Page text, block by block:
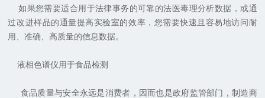
如果您需要适合用于法律事务的可靠的法医毒理分析数据，或通
过改进样品的通量提高实验室的效率，您需要快速且容易地访问耐
用、准确、高质量的信息数据。
液相色谱仪用于食品检测
食品质量与安全永远是消费者，因而也是政府监管部门，制造商